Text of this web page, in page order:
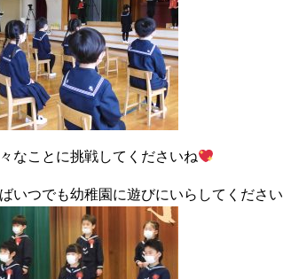
なことに挑戦してくださいね
いつでも幼稚園に遊びにいらしてください